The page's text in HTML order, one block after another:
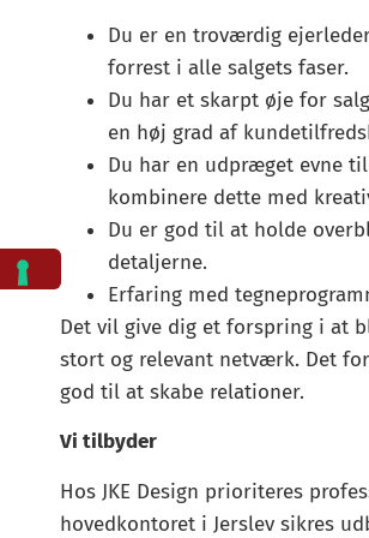
Du er en troværdig
forrest i alle salgets faser.
Du har et skarpt øje for
en høj grad af
Du har en udpræget evne
kombinere dette med
Du er god til at holde
detaljerne.
Erfaring med
Det vil give dig et forspring i at
stort og relevant netværk. Det
god til at skabe relationer.
Vi tilbyder
Hos JKE Design prioriteres
hovedkontoret i Jerslev sikres